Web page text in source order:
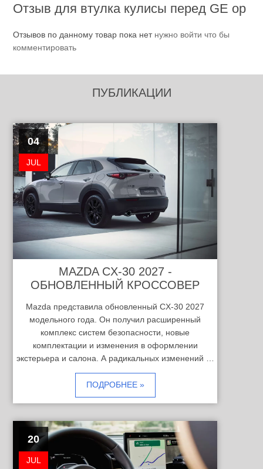
Отзыв для втулка кулисы перед GE ор
Отзывов по данному товар пока нет нужно войти что бы
комментировать
ПУБЛИКАЦИИ
04
JUL
MAZDA CX-30 2027 -
ОБНОВЛЕННЫЙ КРОССОВЕР
Mazda представила обновленный CX-30 2027
модельного года. Он получил расширенный
комплекс систем безопасности, новые
комплектации и изменения в оформлении
экстерьера и салона. А радикальных изменений …
ПОДРОБНЕЕ »
20
JUL